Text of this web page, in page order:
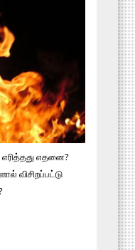
எரித்தது எதனை?
விசிறப்பட்டு